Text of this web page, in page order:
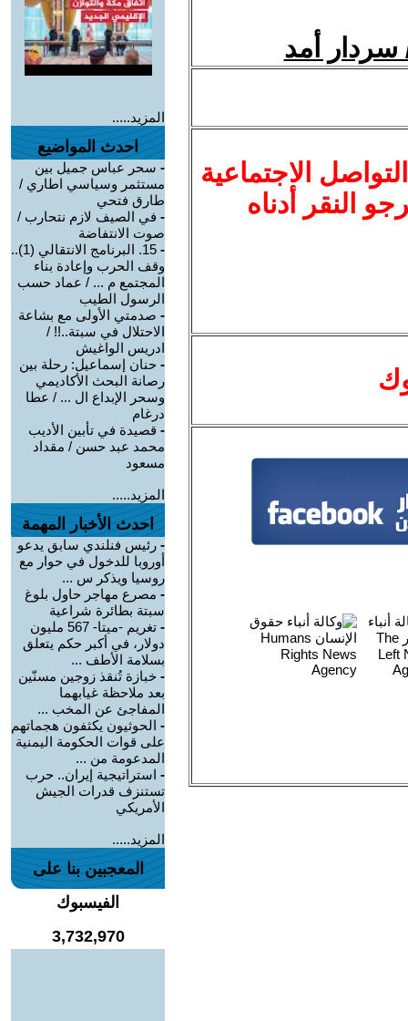
الاجتماعية
النقر أدناه
المزيد.....
احدث المواضيع
- سحر عباس جميل بين
مستثمر وسياسي اطاري /
طارق فتحي
- في الصيف لازم نتحارب /
صوت الانتفاضة
-
15. البرنامج الانتقالي (1)..
وقف الحرب وإعادة بناء
المجتمع م ... / عماد حسب
الرسول الطيب
- صدمتي الأولى مع بشاعة
الاحتلال في سبتة..!! /
ادريس الواغيش
- حنان إسماعيل: رحلة بين
رصانة البحث الأكاديمي
وسحر الإبداع ال ... / عطا
درغام
- قصيدة في تأبين الأديب
محمد عبد حسن / مقداد
مسعود
المزيد.....
احدث الأخبار المهمة
- رئيس فنلندي سابق يدعو
أوروبا للدخول في حوار مع
روسيا ويذكر س ...
- مصرع مهاجر حاول بلوغ
سبتة بطائرة شراعية
-
تغريم -ميتا- 567 مليون
دولار، في أكبر حكم يتعلق
بسلامة الأطف ...
- خبازة تُنقذ زوجين مسنّين
بعد ملاحظة غيابهما
المفاجئ عن المخب ...
- الحوثيون يكثفون هجماتهم
على قوات الحكومة اليمنية
المدعومة من ...
- استراتيجية إيران.. حرب
تستنزف قدرات الجيش
الأمريكي
المزيد.....
المعجبين بنا على
الفيسبوك
3,732,970